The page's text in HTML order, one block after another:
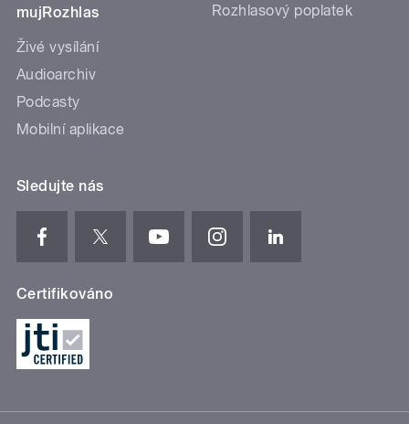
mujRozhlas
Živé vysílání
Audioarchiv
Podcasty
Mobilní aplikace
Rozhlasový poplatek
Sledujte nás
Certifikováno